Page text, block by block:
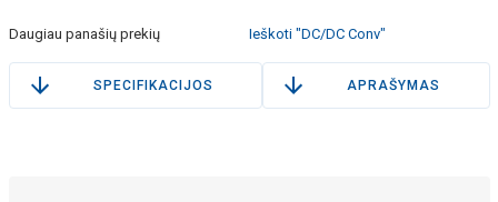
Daugiau panašių prekių Ieškoti "DC/DC Conv"
SPECIFIKACIJOS APRAŠYMAS